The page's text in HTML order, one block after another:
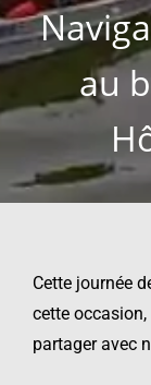
au
Cette journée
cette
partager avec